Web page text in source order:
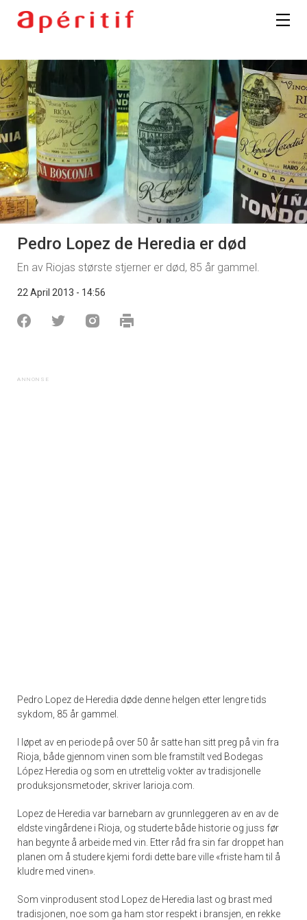
Pedro Lopez de Heredia er død
En av Riojas største stjerner er død, 85 år gammel.
22 April 2013 - 14:56
Pedro Lopez de Heredia døde denne helgen etter lengre tids
sykdom, 85 år gammel.
I løpet av en periode på over 50 år satte han sitt preg på vin fra
Rioja, både gjennom vinen som ble framstilt ved Bodegas
López Heredia og som en utrettelig vokter av tradisjonelle
produksjonsmetoder, skriver larioja.com.
Lopez de Heredia var barnebarn av grunnleggeren av en av de
eldste vingårdene i Rioja, og studerte både historie og juss før
han begynte å arbeide med vin. Etter råd fra sin far droppet han
planen om å studere kjemi fordi dette bare ville «friste ham til å
kludre med vinen».
Som vinprodusent stod Lopez de Heredia last og brast med
tradisjonen, noe som ga ham stor respekt i bransjen, en rekke